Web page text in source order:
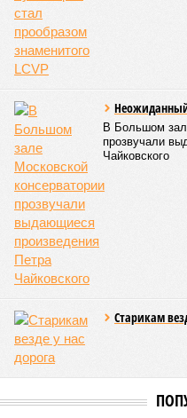
1887 года вода прорвала
Хуанхэ и быстро залила
как местность там
встречал препятствий на
километров (а это больше
Кировской областей), 2 млн
ещё столько же погибли в
катастрофой пандемии.
Третье место по
бедствий занимает
ставший самым мощным
историю наблюдений. Он
Бангладеш, тогда
индийского штата
Кажется, стремящаяся
что-то знала о том, какие
объяснить то, что в топ-10